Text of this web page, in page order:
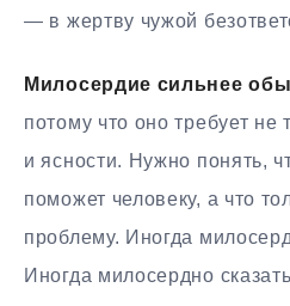
— в жертву чужой
Милосердие сильнее
потому что оно требует не
и ясности. Нужно понять,
поможет человеку, а что
проблему. Иногда
Иногда милосердно